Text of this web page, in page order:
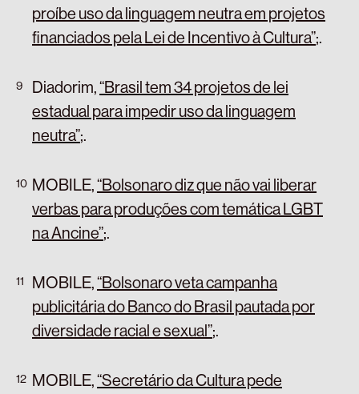
proíbe uso da linguagem neutra em projetos
financiados pela Lei de Incentivo à Cultura”;.
Diadorim,“Brasil tem 34 projetos de lei
estadual para impedir uso da linguagem
neutra”;.
MOBILE,“Bolsonaro diz que não vai liberar
verbas para produções com temática LGBT
na Ancine”;.
MOBILE,“Bolsonaro veta campanha
publicitária do Banco do Brasil pautada por
diversidade racial e sexual”;.
MOBILE,“Secretário da Cultura pede